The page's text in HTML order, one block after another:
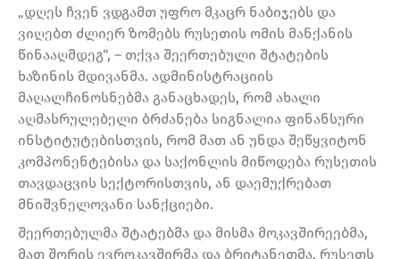
„დღეს ჩვენ ვდგამთ უფრო მკაცრ ნაბიჯებს და
ვიღებთ ძლიერ ზომებს რუსეთის ომის მანქანის
წინააღმდეგ“, – თქვა შეერთებული შტატების
ხაზინის მდივანმა. ადმინისტრაციის
მაღალჩინოსნებმა განაცხადეს, რომ ახალი
აღმასრულებელი ბრძანება სიგნალია ფინანსური
ინსტიტუტებისთვის, რომ მათ ან უნდა შეწყვიტონ
კომპონენტებისა და საქონლის მიწოდება რუსეთის
თავდაცვის სექტორისთვის, ან დაემუქრებათ
მნიშვნელოვანი სანქციები.
შეერთებულმა შტატებმა და მისმა მოკავშირეებმა,
მათ შორის ევროკავშირმა და ბრიტანეთმა, რუსეთს